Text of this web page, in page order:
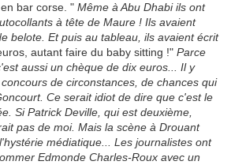
bar corse. " Même à Abu Dhabi ils ont
à tête de Maure ! Ils avaient
belote. Et puis au tableau, ils avaient écrit
autant faire du baby sitting !" Parce
aussi un chèque de dix euros... Il y
de circonstances, de chances qui
Ce serait idiot de dire que c'est le
Si Patrick Deville, qui est deuxième,
pas de moi. Mais la scène à Drouant
médiatique... Les journalistes ont
Edmonde Charles-Roux avec un